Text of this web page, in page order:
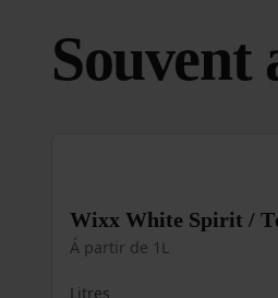
Souvent
Wixx White Spirit /
Á partir de 1L
Litres